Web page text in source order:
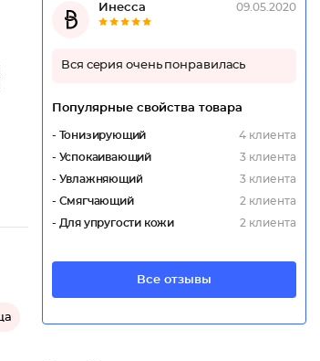
Инесса 09.05.2020
Вся серия очень понравилась
Популярные свойства товара
- Тонизирующий
4 клиента
- Успокаивающий
3 клиента
- Увлажняющий
3 клиента
- Смягчающий
2 клиента
- Для упругости кожи
2 клиента
Все отзывы